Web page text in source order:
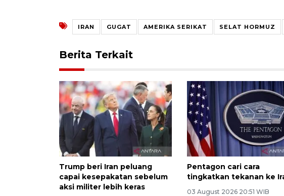
IRAN GUGAT AMERIKA SERIKAT SELAT HORMUZ
Berita Terkait
Trump beri Iran peluang
capai kesepakatan sebelum
aksi militer lebih keras
Pentagon cari cara
tingkatkan tekanan ke
03 August 2026 20:51 WIB